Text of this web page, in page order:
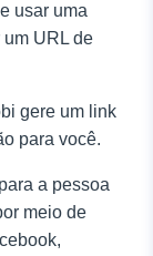
usar uma
URL de
gere um link
para você.
a pessoa
meio de